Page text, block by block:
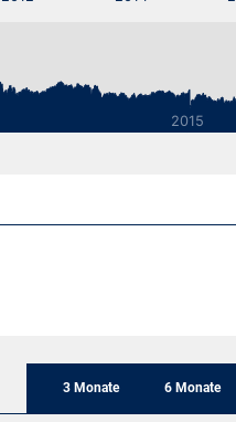
3 Monate 6 Monate